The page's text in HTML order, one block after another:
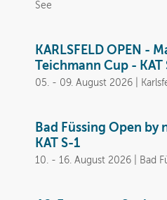
See
KARLSFELD OPEN -
Teichmann Cup - KAT
05. - 09. August 2026 |
Bad Füssing Open by
KAT S-1
10. - 16. August 2026 | Bad